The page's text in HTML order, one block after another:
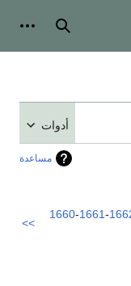
بحث
أدوات
مساعدة
1660-1661-
>>